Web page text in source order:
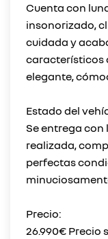
Cuenta con
insonorizado,
cuidada y
característicos
elegante,
Estado del
Se entrega
realizada,
perfectas
Precio:
26.990€ Precio